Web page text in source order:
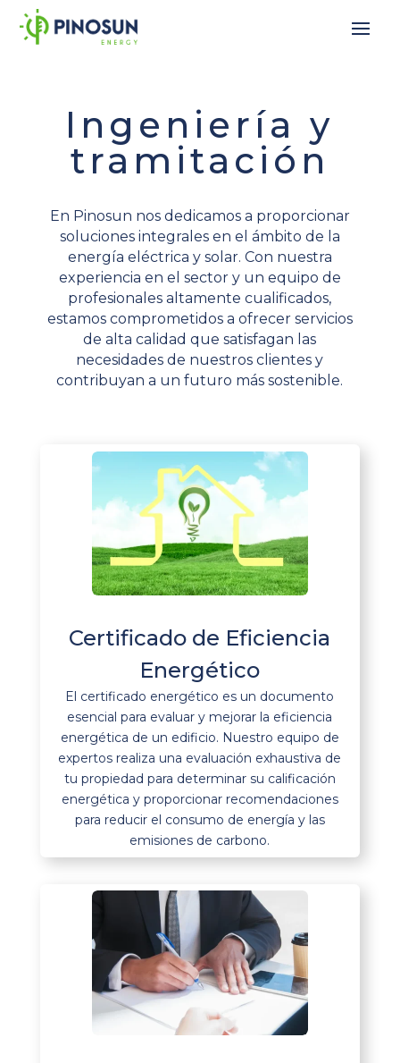
Ingeniería y
tramitación
En Pinosun nos dedicamos a proporcionar
soluciones integrales en el ámbito de la
energía eléctrica y solar. Con nuestra
experiencia en el sector y un equipo de
profesionales altamente cualificados,
estamos comprometidos a ofrecer servicios
de alta calidad que satisfagan las
necesidades de nuestros clientes y
contribuyan a un futuro más sostenible.
Certificado de Eficiencia
Energético
El certificado energético es un documento
esencial para evaluar y mejorar la eficiencia
energética de un edificio. Nuestro equipo de
expertos realiza una evaluación exhaustiva de
tu propiedad para determinar su calificación
energética y proporcionar recomendaciones
para reducir el consumo de energía y las
emisiones de carbono.